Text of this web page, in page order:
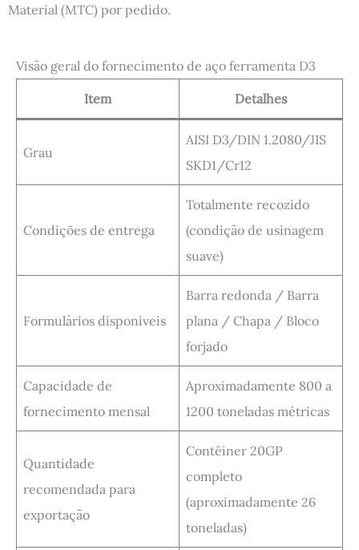
Material (MTC) por pedido.
Visão geral do fornecimento de aço ferramenta D3
Item Detalhes
Grau
AISI D3/DIN 1.2080/JIS
SKD1/Cr12
Condições de entrega
Totalmente recozido
(condição de usinagem
suave)
Formulários disponíveis
Barra redonda / Barra
plana / Chapa / Bloco
forjado
Capacidade de
fornecimento mensal
Aproximadamente 800 a
1200 toneladas métricas
Quantidade
recomendada para
exportação
Contêiner 20GP
completo
(aproximadamente 26
toneladas)